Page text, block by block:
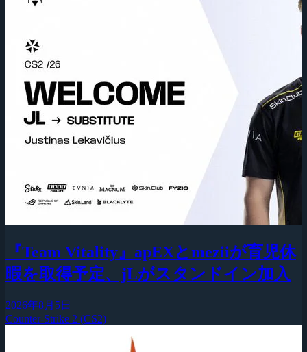
『Team Vitality』apEXとmeziiが育児休
暇を取得予定、jLがスタンドイン加入
2026年8月5日
Counter-Strike 2 (CS2)